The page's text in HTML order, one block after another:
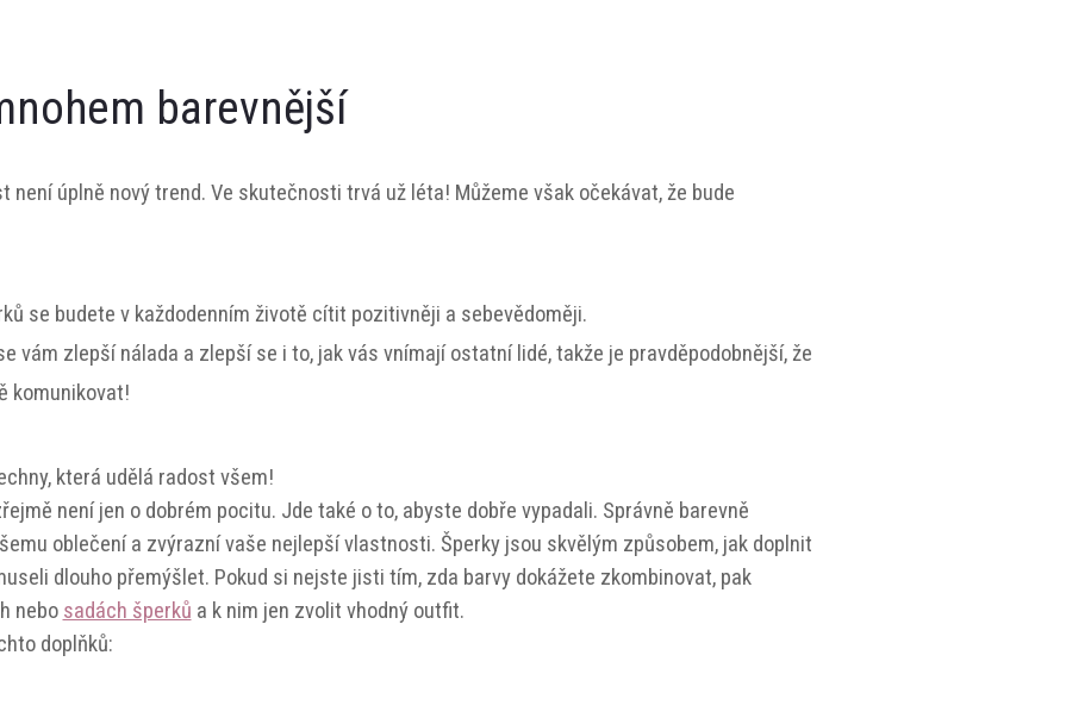
barevnější
není úplně nový trend. Ve skutečnosti trvá už léta! Můžeme však očekávat, že bude
se budete v každodenním životě cítit pozitivněji a sebevědoměji.
vám zlepší nálada a zlepší se i to, jak vás vnímají ostatní lidé, takže je pravděpodobnější, že
komunikovat!
která udělá radost všem!
není jen o dobrém pocitu. Jde také o to, abyste dobře vypadali. Správně barevně
oblečení a zvýrazní vaše nejlepší vlastnosti. Šperky jsou skvělým způsobem, jak doplnit
dlouho přemýšlet. Pokud si nejste jisti tím, zda barvy dokážete zkombinovat, pak
nebo sadách šperků a k nim jen zvolit vhodný outfit.
doplňků: